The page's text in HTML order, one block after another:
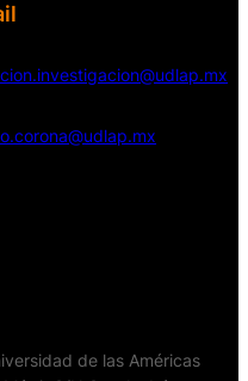
de las Américas